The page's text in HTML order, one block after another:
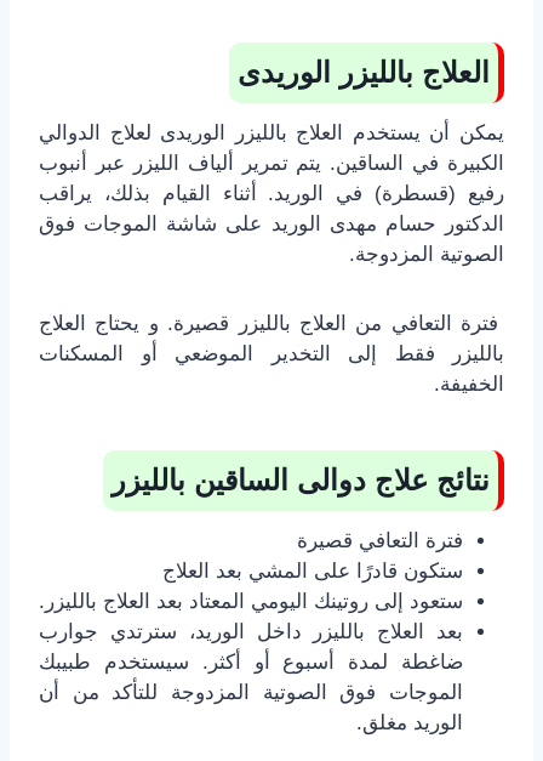
العلاج بالليزر الوريدى
يمكن أن يستخدم العلاج بالليزر الوريدى لعلاج الدوالي
الكبيرة في الساقين. يتم تمرير ألياف الليزر عبر أنبوب
رفيع (قسطرة) في الوريد. أثناء القيام بذلك، يراقب
الدكتور حسام مهدى الوريد على شاشة الموجات فوق
الصوتية المزدوجة.
فترة التعافي من العلاج بالليزر قصيرة. و يحتاج العلاج
بالليزر فقط إلى التخدير الموضعي أو المسكنات
الخفيفة.
نتائج علاج دوالى الساقين بالليزر
فترة التعافي قصيرة
ستكون قادرًا على المشي بعد العلاج
ستعود إلى روتينك اليومي المعتاد بعد العلاج بالليزر.
بعد العلاج بالليزر داخل الوريد، سترتدي جوارب
ضاغطة لمدة أسبوع أو أكثر. سيستخدم طبيبك
الموجات فوق الصوتية المزدوجة للتأكد من أن
الوريد مغلق.